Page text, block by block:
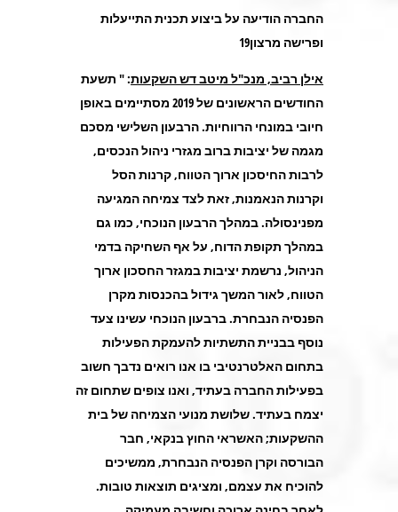
החברה הודיעה על ביצוע תכנית התייעלות
ופרישה מרצון19
אילן רביב, מנכ"ל מיטב דש השקעות: " תשעת
החודשים הראשונים של 2019 מסתיימים באופן
חיובי במונחי הרווחיות. הרבעון השלישי מסכם
מגמה של יציבות ברוב מגזרי ניהול הנכסים,
לרבות החיסכון ארוך הטווח, קרנות הסל
וקרנות הנאמנות, זאת לצד צמיחה המגיעה
מפנינסולה. במהלך הרבעון הנוכחי, כמו גם
במהלך תקופת הדוח, על אף השחיקה בדמי
הניהול, נרשמת יציבות במגזר החסכון ארוך
הטווח, לאור המשך גידול בהכנסות מקרן
הפנסיה הנבחרת. ברבעון הנוכחי עשינו צעד
נוסף בבניית התשתיות להעמקת הפעילות
בתחום האלטרנטיבי בו אנו רואים נדבך חשוב
בפעילות החברה בעתיד, ואנו צופים שתחום זה
יצמח בעתיד. שלושת מנועי הצמיחה של בית
ההשקעות; האשראי החוץ בנקאי, חבר
הבורסה וקרן הפנסיה הנבחרת, ממשיכים
להוכיח את עצמם, ומציגים תוצאות טובות.